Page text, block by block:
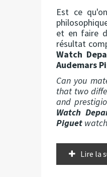
Est ce
et en faire
résultat
Watch
Audemars
Can you
that two
and
Watch
Piguet
Lire la